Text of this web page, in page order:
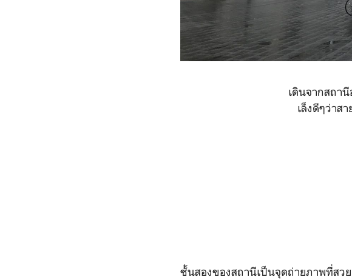
เดินจากสถา
เล็งดีๆว่าส
ชั้นสองของสถานีเป็นจุดถ่ายภาพที่สว